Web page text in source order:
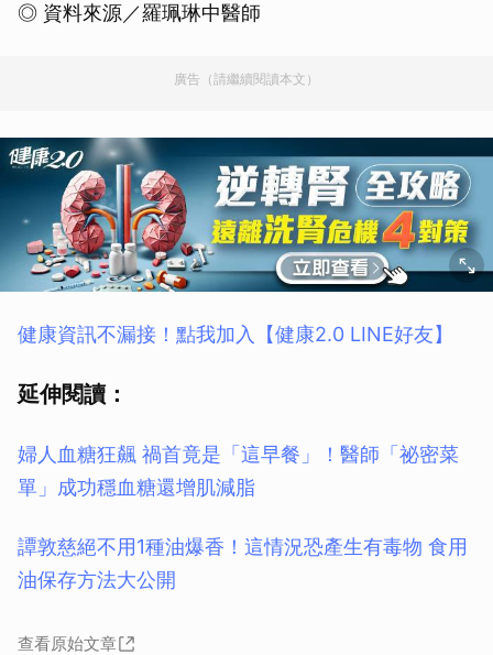
◎ 資料來源／羅珮琳中醫師
廣告（請繼續閱讀本文）
健康資訊不漏接！點我加入【健康2.0 LINE好友】
延伸閱讀：
婦人血糖狂飆 禍首竟是「這早餐」！醫師「祕密菜
單」成功穩血糖還增肌減脂
譚敦慈絕不用1種油爆香！這情況恐產生有毒物 食用
油保存方法大公開
查看原始文章